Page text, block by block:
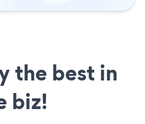
the best in
biz!